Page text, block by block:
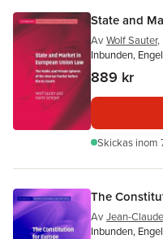
State and
Av Wolf Sauter,
Inbunden,
889 kr
Skickas inom
The
Av Jean-
Inbunden,